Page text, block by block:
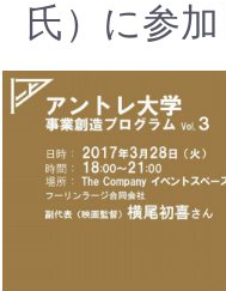
氏）に参